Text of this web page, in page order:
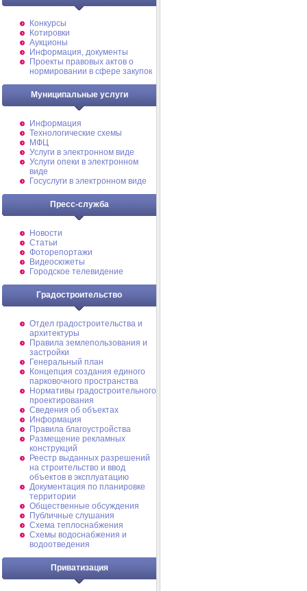
Конкурсы
Котировки
Аукционы
Информация, документы
Проекты правовых актов о
нормировании в сфере закупок
Муниципальные услуги
Информация
Технологические схемы
МФЦ
Услуги в электронном виде
Услуги опеки в электронном
виде
Госуслуги в электронном виде
Пресс-служба
Новости
Статьи
Фоторепортажи
Видеосюжеты
Городское телевидение
Градостроительство
Отдел градостроительства и
архитектуры
Правила землепользования и
застройки
Генеральный план
Концепция создания единого
парковочного пространства
Нормативы градостроительного
проектирования
Сведения об объектах
Информация
Правила благоустройства
Размещение рекламных
конструкций
Реестр выданных разрешений
на строительство и ввод
объектов в эксплуатацию
Документация по планировке
территории
Общественные обсуждения
Публичные слушания
Схема теплоснабжения
Схемы водоснабжения и
водоотведения
Приватизация